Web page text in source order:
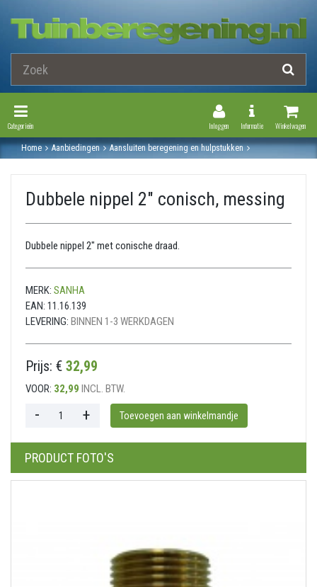
Winkelwagen
Toggle
Informatie
Inloggen
Toggle Navigation
Categorieën
Home Aanbiedingen
Aansluiten beregening en hulpstukken
Dubbele nippel 2" conisch, messing
Dubbele nippel 2" met conische draad.
MERK: SANHA
EAN: 11.16.139
LEVERING: BINNEN 1-3 WERKDAGEN
Prijs: € 32,99
VOOR: 32,99 INCL. BTW.
PRODUCT FOTO'S